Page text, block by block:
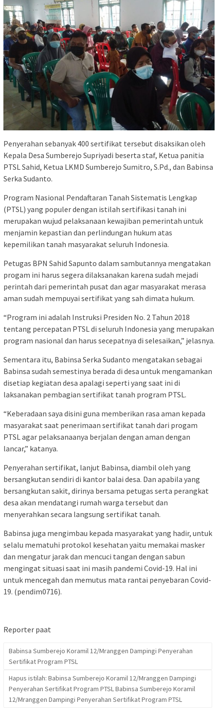
Penyerahan sebanyak 400 sertifikat tersebut disaksikan oleh
Kepala Desa Sumberejo Supriyadi beserta staf, Ketua panitia
PTSL Sahid, Ketua LKMD Sumberejo Sumitro, S.Pd., dan Babinsa
Serka Sudanto.
Program Nasional Pendaftaran Tanah Sistematis Lengkap
(PTSL) yang populer dengan istilah sertifikasi tanah ini
merupakan wujud pelaksanaan kewajiban pemerintah untuk
menjamin kepastian dan perlindungan hukum atas
kepemilikan tanah masyarakat seluruh Indonesia.
Petugas BPN Sahid Sapunto dalam sambutannya mengatakan
progam ini harus segera dilaksanakan karena sudah mejadi
perintah dari pemerintah pusat dan agar masyarakat merasa
aman sudah mempuyai sertifikat yang sah dimata hukum.
“Program ini adalah Instruksi Presiden No. 2 Tahun 2018
tentang percepatan PTSL di seluruh Indonesia yang merupakan
program nasional dan harus secepatnya di selesaikan,” jelasnya.
Sementara itu, Babinsa Serka Sudanto mengatakan sebagai
Babinsa sudah semestinya berada di desa untuk mengamankan
disetiap kegiatan desa apalagi seperti yang saat ini di
laksanakan pembagian sertifikat tanah program PTSL.
“Keberadaan saya disini guna memberikan rasa aman kepada
masyarakat saat penerimaan sertifikat tanah dari progam
PTSL agar pelaksanaanya berjalan dengan aman dengan
lancar,” katanya.
Penyerahan sertifikat, lanjut Babinsa, diambil oleh yang
bersangkutan sendiri di kantor balai desa. Dan apabila yang
bersangkutan sakit, dirinya bersama petugas serta perangkat
desa akan mendatangi rumah warga tersebut dan
menyerahkan secara langsung sertifikat tanah.
Babinsa juga mengimbau kepada masyarakat yang hadir, untuk
selalu mematuhi protokol kesehatan yaitu memakai masker
dan mengatur jarak dan mencuci tangan dengan sabun
mengingat situasi saat ini masih pandemi Covid-19. Hal ini
untuk mencegah dan memutus mata rantai penyebaran Covid-
19. (pendim0716).
Reporter paat
Babinsa Sumberejo Koramil 12/Mranggen Dampingi Penyerahan
Sertifikat Program PTSL
Hapus istilah: Babinsa Sumberejo Koramil 12/Mranggen Dampingi
Penyerahan Sertifikat Program PTSL Babinsa Sumberejo Koramil
12/Mranggen Dampingi Penyerahan Sertifikat Program PTSL